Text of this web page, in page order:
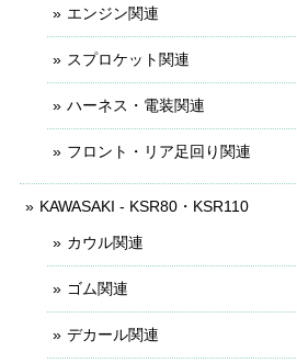
エンジン関連
スプロケット関連
ハーネス・電装関連
フロント・リア足回り関連
KAWASAKI - KSR80・KSR110
カウル関連
ゴム関連
デカール関連